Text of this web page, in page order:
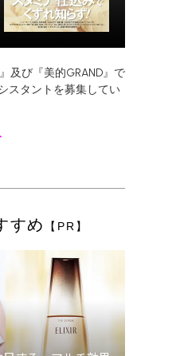
及び『美的GRAND』で
スタントを募集してい
すめ 【PR】